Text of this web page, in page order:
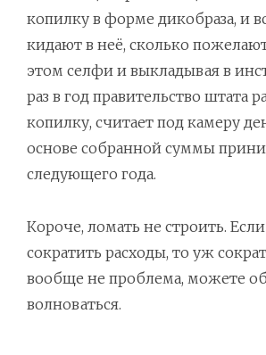
копилку в форме дикобраза, и
кидают в неё, сколько
этом селфи и выкладывая в
раз в год правительство штата
копилку, считает под камеру
основе собранной суммы
следующего года.
Короче, ломать не строить.
сократить расходы, то уж
вообще не проблема, можете
волноваться.